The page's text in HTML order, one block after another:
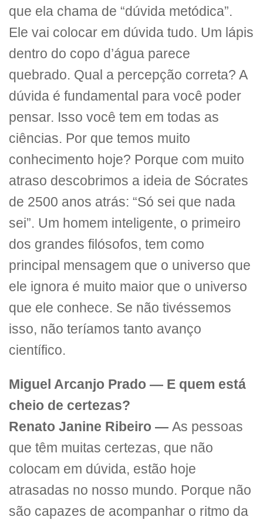
que ela chama de “dúvida metódica”.
Ele vai colocar em dúvida tudo. Um lápis
dentro do copo d’água parece
quebrado. Qual a percepção correta? A
dúvida é fundamental para você poder
pensar. Isso você tem em todas as
ciências. Por que temos muito
conhecimento hoje? Porque com muito
atraso descobrimos a ideia de Sócrates
de 2500 anos atrás: “Só sei que nada
sei”. Um homem inteligente, o primeiro
dos grandes filósofos, tem como
principal mensagem que o universo que
ele ignora é muito maior que o universo
que ele conhece. Se não tivéssemos
isso, não teríamos tanto avanço
científico.
Miguel Arcanjo Prado — E quem está
cheio de certezas?
Renato Janine Ribeiro — As pessoas
que têm muitas certezas, que não
colocam em dúvida, estão hoje
atrasadas no nosso mundo. Porque não
são capazes de acompanhar o ritmo da